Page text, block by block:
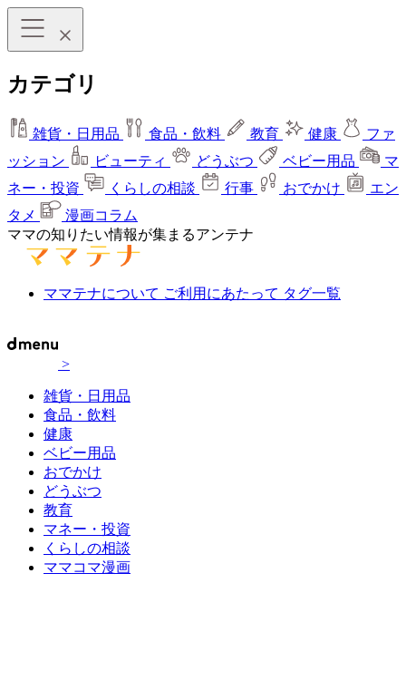
カテゴリ
雑貨・日用品 食品・飲料 教育 健康
ファ
ッション
ビューティ どうぶつ ベビー用品
マ
ネー・投資
くらしの相談 行事 おでかけ
エン
タメ
漫画コラム
ママの知りたい情報が集まるアンテナ
ママテナについて ご利用にあたって タグ一覧
>
雑貨・日用品
食品・飲料
健康
ベビー用品
おでかけ
どうぶつ
教育
マネー・投資
くらしの相談
ママコマ漫画